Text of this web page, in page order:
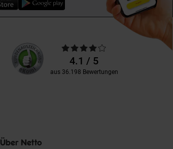
Unsere
Kundenbewertungen
Durchschnittliche
Bewertungen4.1 / 5
aus 36.198 Bewertungen
Über Netto